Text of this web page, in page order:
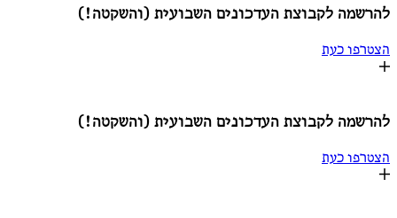
לקבוצת העדכונים השבועית (והשקטה!)
כעת
לקבוצת העדכונים השבועית (והשקטה!)
כעת